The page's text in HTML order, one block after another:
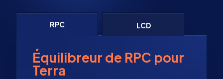
RPC LCD
Équilibreur de RPC pour
Terra